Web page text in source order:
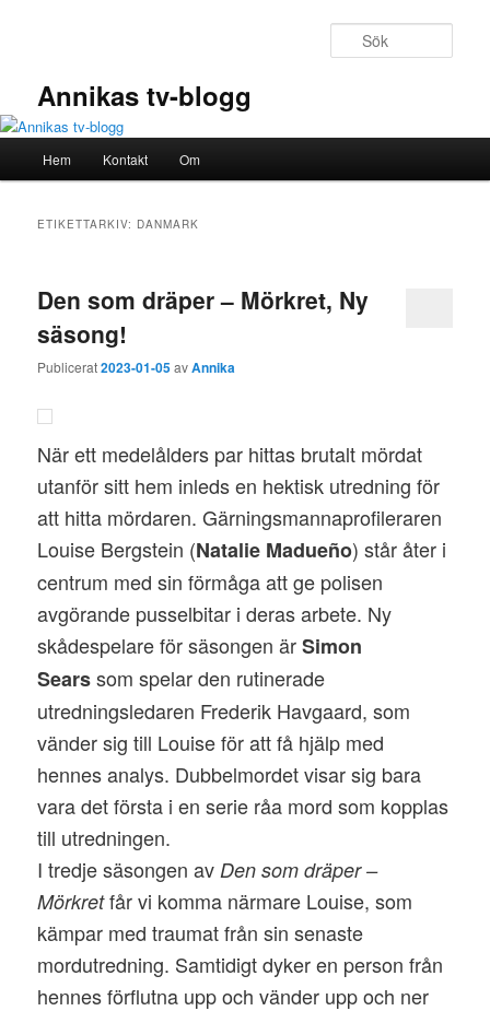
Annikas tv-blogg
Hem Kontakt Om
ETIKETTARKIV: DANMARK
Den som dräper – Mörkret, Ny
säsong!
Publicerat2023-01-05avAnnika
När ett medelålders par hittas brutalt mördat
utanför sitt hem inleds en hektisk utredning för
att hitta mördaren. Gärningsmannaprofileraren
Louise Bergstein (Natalie Madueño) står åter i
centrum med sin förmåga att ge polisen
avgörande pusselbitar i deras arbete. Ny
skådespelare för säsongen ärSimon
Searssom spelar den rutinerade
utredningsledaren Frederik Havgaard, som
vänder sig till Louise för att få hjälp med
hennes analys. Dubbelmordet visar sig bara
vara det första i en serie råa mord som kopplas
till utredningen.
I tredje säsongen av Den som dräper –
Mörkretfår vi komma närmare Louise, som
kämpar med traumat från sin senaste
mordutredning. Samtidigt dyker en person från
hennes förflutna upp och vänder upp och ner